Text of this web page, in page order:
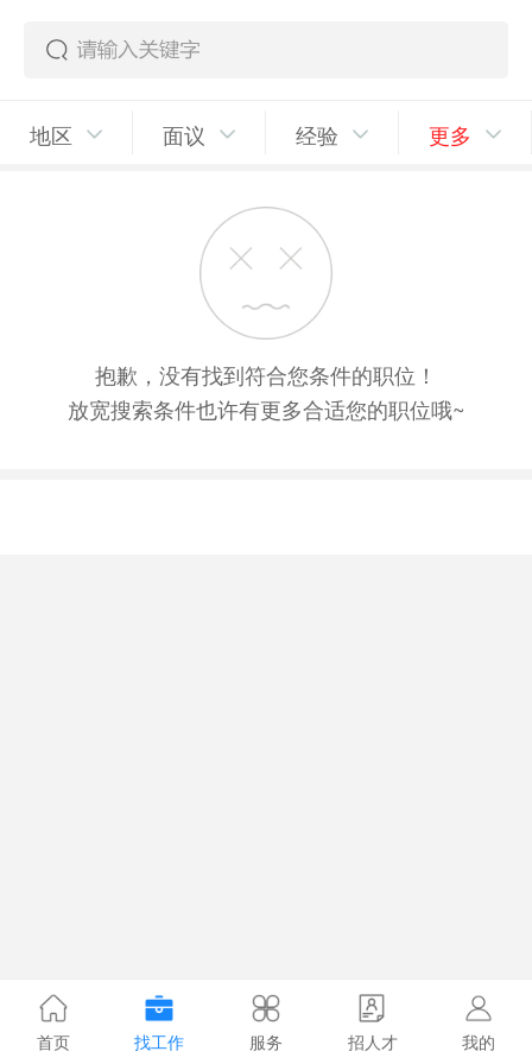
地区 面议 经验 更多
抱歉，没有找到符合您条件的职位！
放宽搜索条件也许有更多合适您的职位哦~
首页 找工作 服务 招人才 我的